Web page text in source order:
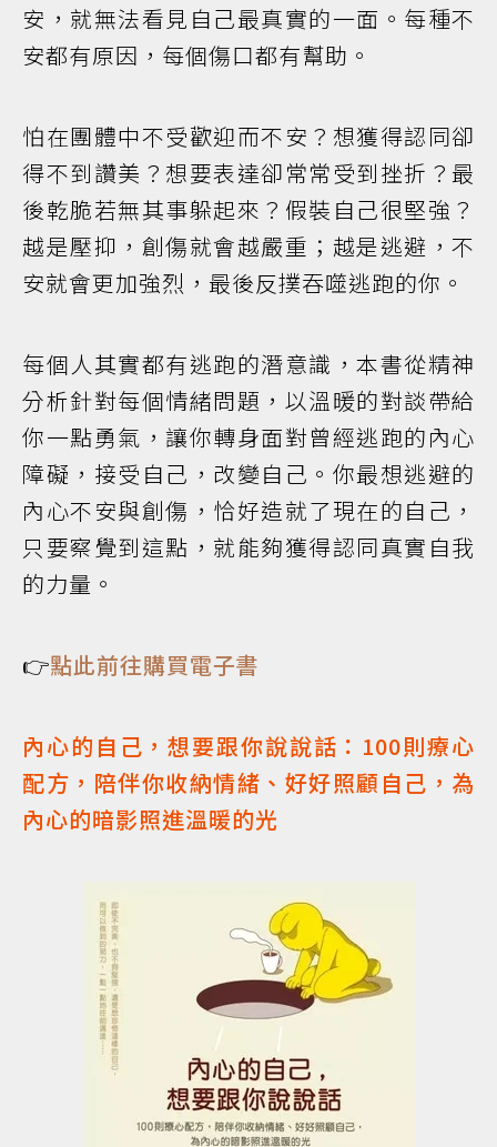
安，就無法看見自己最真實的一面。每種不
安都有原因，每個傷口都有幫助。
怕在團體中不受歡迎而不安？想獲得認同卻
得不到讚美？想要表達卻常常受到挫折？最
後乾脆若無其事躲起來？假裝自己很堅強？
越是壓抑，創傷就會越嚴重；越是逃避，不
安就會更加強烈，最後反撲吞噬逃跑的你。
每個人其實都有逃跑的潛意識，本書從精神
分析針對每個情緒問題，以溫暖的對談帶給
你一點勇氣，讓你轉身面對曾經逃跑的內心
障礙，接受自己，改變自己。你最想逃避的
內心不安與創傷，恰好造就了現在的自己，
只要察覺到這點，就能夠獲得認同真實自我
的力量。
👉點此前往購買電子書
內心的自己，想要跟你說說話：100則療心
配方，陪伴你收納情緒、好好照顧自己，為
內心的暗影照進溫暖的光